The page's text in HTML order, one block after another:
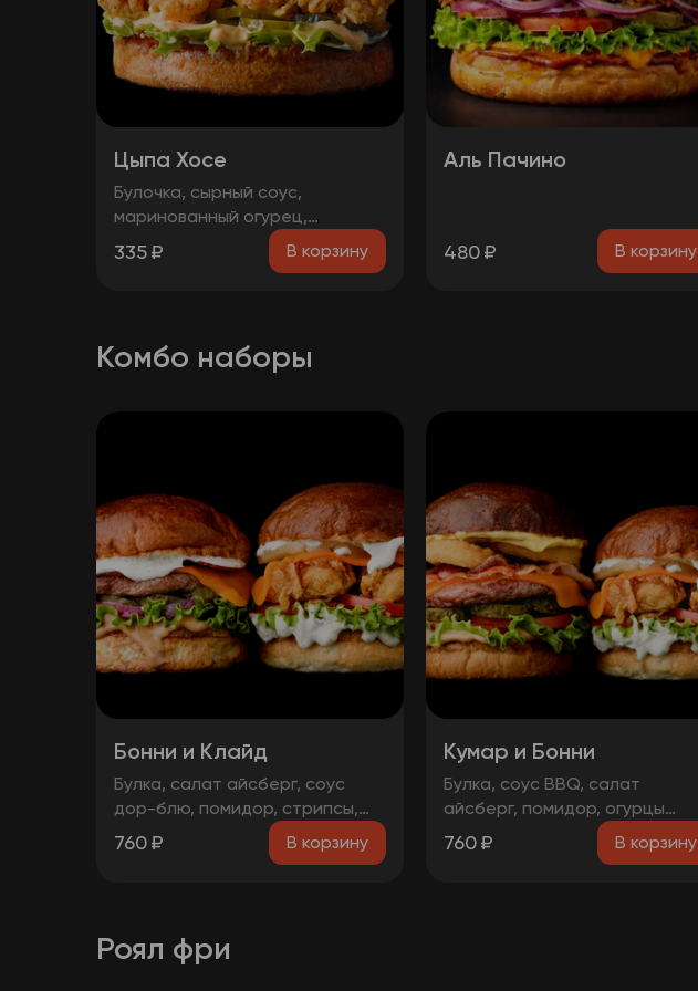
Цыпа Хосе
Булочка, сырный соус,
маринованный огурец,
айсберг, сыр чеддер, стрипсы
335₽ В корзину
Аль Пачино
480 ₽ В корзину
Комбо наборы
Бонни и Клайд
Булка, салат айсберг, соус
дор-блю, помидор, стрипсы,
ананас, сыр, соус чесночный
Булка, соус BBQ , салат
говяжья, сыр, чорризо, соус
760₽ В корзину
Кумар и Бонни
Булка, соус BBQ, салат
айсберг, помидор, огурцы
маринованные, котлета
говяжья, сыр, луковые кольца,
760 ₽ В корзину
Роял фри